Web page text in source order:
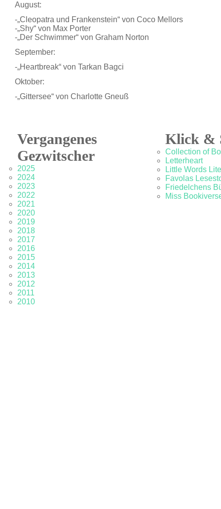
August:
-„Cleopatra und Frankenstein“ von Coco Mellors
-„Shy“ von Max Porter
-„Der Schwimmer“ von Graham Norton
September:
-„Heartbreak“ von Tarkan Bagci
Oktober:
-„Gittersee“ von Charlotte Gneuß
Vergangenes
Gezwitscher
2025
2024
2023
2022
2021
2020
2019
2018
2017
2016
2015
2014
2013
2012
2011
2010
Klick &
Collection of
Letterheart
Little Words
Favolas
Friedelchens
Miss